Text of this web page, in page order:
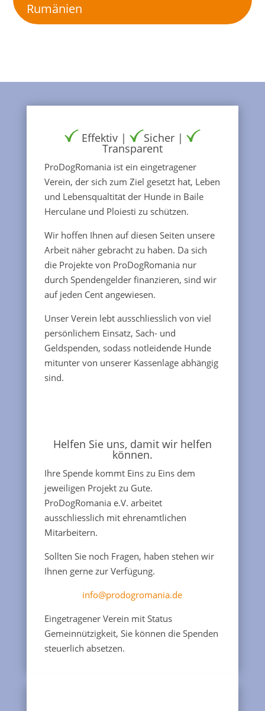
Rumänien
Effektiv | Sicher |
Transparent
ProDogRomania ist ein eingetragener
Verein, der sich zum Ziel gesetzt hat, Leben
und Lebensqualtität der Hunde in Baile
Herculane und Ploiesti zu schützen.
Wir hoffen Ihnen auf diesen Seiten unsere
Arbeit näher gebracht zu haben. Da sich
die Projekte von ProDogRomania nur
durch Spendengelder finanzieren, sind wir
auf jeden Cent angewiesen.
Unser Verein lebt ausschliesslich von viel
persönlichem Einsatz, Sach- und
Geldspenden, sodass notleidende Hunde
mitunter von unserer Kassenlage abhängig
sind.
Helfen Sie uns, damit wir helfen
können.
Ihre Spende kommt Eins zu Eins dem
jeweiligen Projekt zu Gute.
ProDogRomania e.V. arbeitet
ausschliesslich mit ehrenamtlichen
Mitarbeitern.
Sollten Sie noch Fragen, haben stehen wir
Ihnen gerne zur Verfügung.
info@prodogromania.de
Eingetragener Verein mit Status
Gemeinnützigkeit, Sie können die Spenden
steuerlich absetzen.